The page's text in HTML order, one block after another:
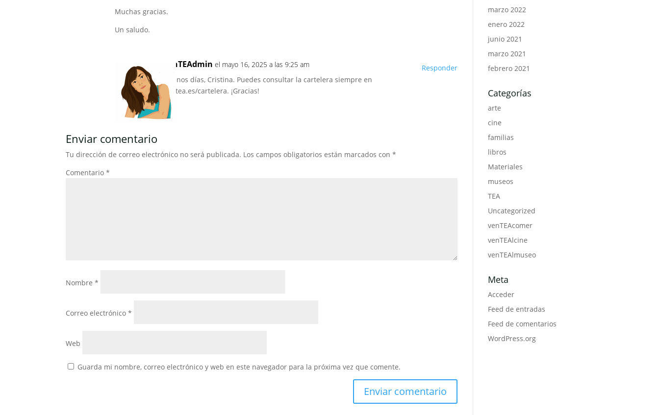
Muchas gracias.
Un saludo.
venTEAdmin el mayo 16, 2025 a las 9:25 am
Buenos días, Cristina. Puedes consultar la cartelera siempre en
ventea.es/cartelera. ¡Gracias!
Responder
Enviar comentario
Tu dirección de correo electrónico no será publicada. Los campos obligatorios están marcados con*
Comentario*
Nombre*
Correo electrónico*
Web
Guarda mi nombre, correo electrónico y web en este navegador para la próxima vez que comente.
marzo 2022
enero 2022
junio 2021
marzo 2021
febrero 2021
Categorías
arte
cine
familias
libros
Materiales
museos
TEA
Uncategorized
venTEAcomer
venTEAlcine
venTEAlmuseo
Meta
Acceder
Feed de entradas
Feed de comentarios
WordPress.org